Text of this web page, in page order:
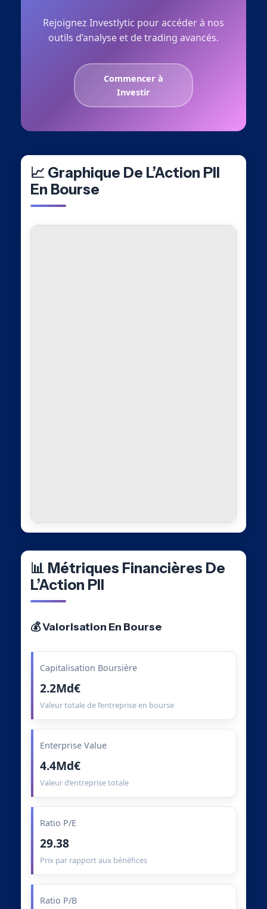
Rejoignez Investlytic pour accéder à nos
outils d’analyse et de trading avancés.
Commencer à
Investir
📈 Graphique De L’Action PII
En Bourse
📊 Métriques Financières De
L’Action PII
💰 Valorisation En Bourse
Capitalisation Boursière
2.2Md€
Valeur totale de l’entreprise en bourse
Enterprise Value
4.4Md€
Valeur d’entreprise totale
Ratio P/E
29.38
Prix par rapport aux bénéfices
Ratio P/B